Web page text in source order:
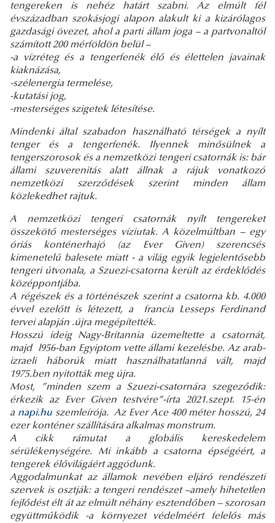
tengereken is nehéz határt szabni. Az elmúlt fél
évszázadban szokásjogi alapon alakult ki a kizárólagos
gazdasági övezet, ahol a parti állam joga – a partvonaltól
számított 200 mérföldön belül –
-a vízréteg és a tengerfenék élő és élettelen javainak
kiaknázása,
-szélenergia termelése,
-kutatási jog,
-mesterséges szigetek létesítése.
Mindenki által szabadon használható térségek a nyílt
tenger és a tengerfenék. Ilyennek minősülnek a
tengerszorosok és a nemzetközi tengeri csatornák is: bár
állami szuverenitás alatt állnak a rájuk vonatkozó
nemzetközi szerződések szerint minden állam
közlekedhet rajtuk.
A nemzetközi tengeri csatornák nyílt tengereket
összekötő mesterséges víziutak. A közelmúltban – egy
óriás konténerhajó (az Ever Given) szerencsés
kimenetelű balesete miatt - a világ egyik legjelentősebb
tengeri útvonala, a Szuezi-csatorna került az érdeklődés
középpontjába.
A régészek és a történészek szerint a csatorna kb. 4.000
évvel ezelőtt is létezett, a francia Lesseps Ferdinand
tervei alapján .újra megépítették.
Hosszú ideig Nagy-Britannia üzemeltette a csatornát,
majd l956-ban Egyiptom vette állami kezelésbe. Az arab-
izraeli háborúk miatt használhatatlanná vált, majd
1975.ben nyitották meg újra.
Most, ”minden szem a Szuezi-csatornára szegeződik:
érkezik az Ever Given testvére”-írta 2021.szept. 15-én
a napi.huszemleírója. Az Ever Ace 400 méter hosszú, 24
ezer konténer szállítására alkalmas monstrum.
A cikk rámutat a globális kereskedelem
sérülékenységére. Mi inkább a csatorna épségéért, a
tengerek élővilágáért aggódunk.
Aggodalmunkat az államok nevében eljáró rendészeti
szervek is osztják: a tengeri rendészet –amely hihetetlen
fejlődést élt át az elmúlt néhány esztendőben – szorosan
együttműködik -a környezet védelméért felelős más